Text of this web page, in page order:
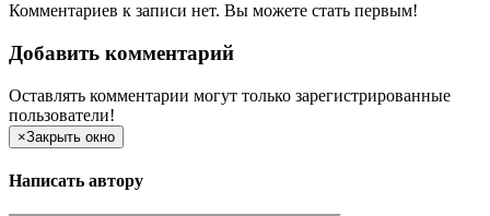
Комментариев к записи нет. Вы можете стать первым!
Добавить комментарий
Оставлять комментарии могут только зарегистрированные
пользователи!
×Закрыть окно
Написать автору